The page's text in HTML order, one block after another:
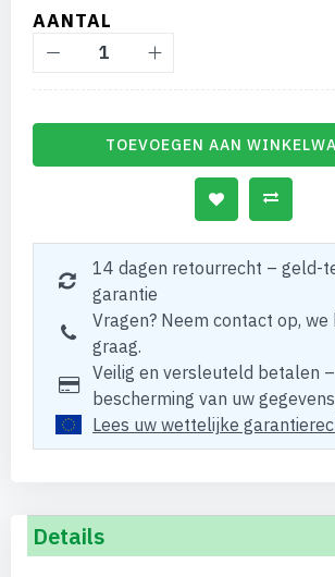
AANTAL
TOEVOEGEN AAN
14 dagen retourrecht – geld-
garantie
Vragen? Neem contact op, we
graag.
Veilig en versleuteld betalen
bescherming van uw gegevens
Lees uw wettelijke
Details